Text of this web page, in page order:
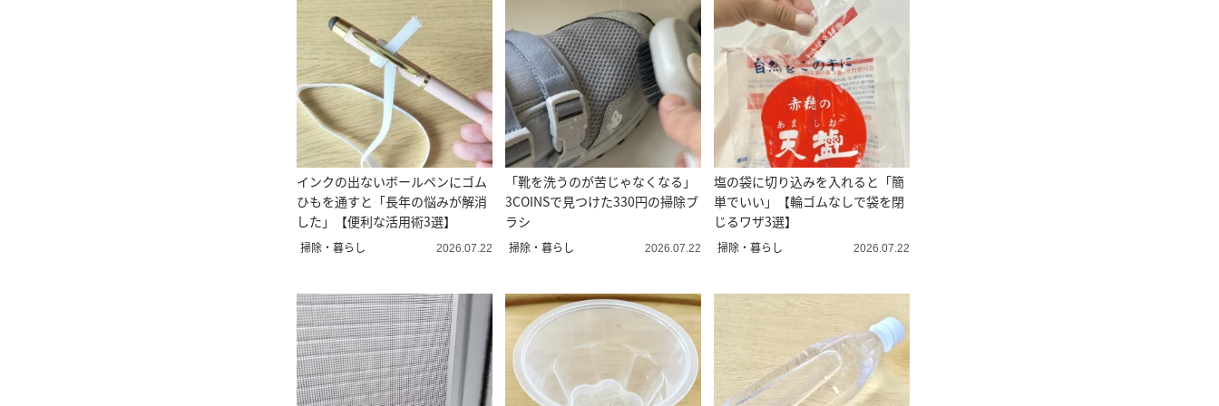
インクの出ないボールペンにゴム
ひもを通すと「長年の悩みが解消
した」【便利な活用術3選】
掃除・暮らし 2026.07.22
「靴を洗うのが苦じゃなくなる」
3COINSで見つけた330円の掃除ブ
ラシ
掃除・暮らし 2026.07.22
塩の袋に切り込みを入れると「簡
単でいい」【輪ゴムなしで袋を閉
じるワザ3選】
掃除・暮らし 2026.07.22